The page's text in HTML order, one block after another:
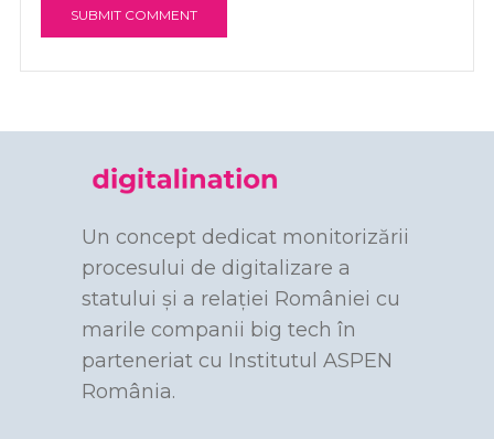
Un concept dedicat monitorizării
procesului de digitalizare a
statului și a relației României cu
marile companii big tech în
parteneriat cu Institutul ASPEN
România.